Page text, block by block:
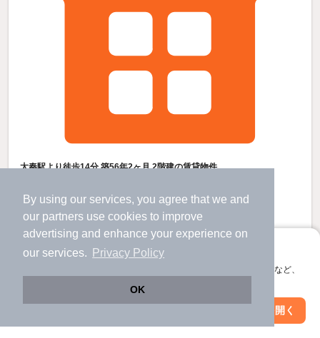
By using our services, you agree that we and
our partners use cookies to improve
advertising and enhance your experience on
our services.
Privacy Policy
OK
アプリに切り替えて、サクサクお部屋探し
会員登録なしですぐ使える。マップ検索やお気に入り保存など、
アプリを開く
太秦駅より徒歩14分 築56年2ヶ月 2階建の賃貸物件
すべての写真
帷子ノ辻駅 歩9分 （嵐電本線など）
有栖川駅 歩
11分 （嵐電本線）
ほか4駅（徒歩20分圏内）
京都府京都市右京区太秦西野町
2階建 / 56年2ヶ月 / 木造
駐輪場あり
絞り込み条件を変更